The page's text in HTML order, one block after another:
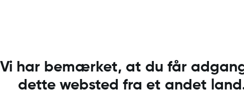
Kompatibilitet
Vi har bemærket, at du får
dette websted fra et andet